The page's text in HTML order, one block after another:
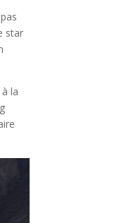
star
la